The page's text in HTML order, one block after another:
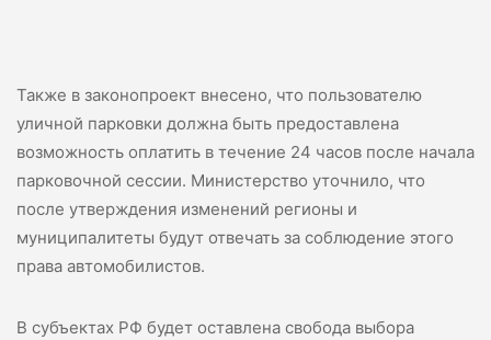
Также в законопроект внесено, что пользователю
уличной парковки должна быть предоставлена
возможность оплатить в течение 24 часов после начала
парковочной сессии. Министерство уточнило, что
после утверждения изменений регионы и
муниципалитеты будут отвечать за соблюдение этого
права автомобилистов.
В субъектах РФ будет оставлена свобода выбора